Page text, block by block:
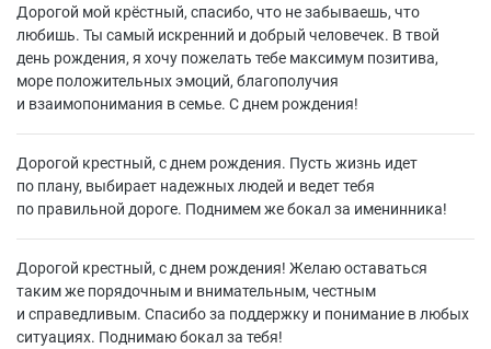
Дорогой мой крёстный, спасибо, что не забываешь, что
любишь. Ты самый искренний и добрый человечек. В твой
день рождения, я хочу пожелать тебе максимум позитива,
море положительных эмоций, благополучия
и взаимопонимания в семье. С днем рождения!
Дорогой крестный, с днем рождения. Пусть жизнь идет
по плану, выбирает надежных людей и ведет тебя
по правильной дороге. Поднимем же бокал за именинника!
Дорогой крестный, с днем рождения! Желаю оставаться
таким же порядочным и внимательным, честным
и справедливым. Спасибо за поддержку и понимание в любых
ситуациях. Поднимаю бокал за тебя!